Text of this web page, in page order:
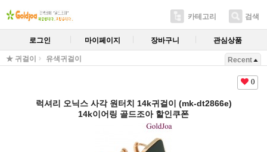
카테고리 검색
로그인 마이페이지 장바구니 관심상품
★ 귀걸이 유색귀걸이 Recent
0
럭셔리 오닉스 사각 원터치 14k귀걸이 (mk-dt2866e)
14k이어링 골드조아 할인쿠폰